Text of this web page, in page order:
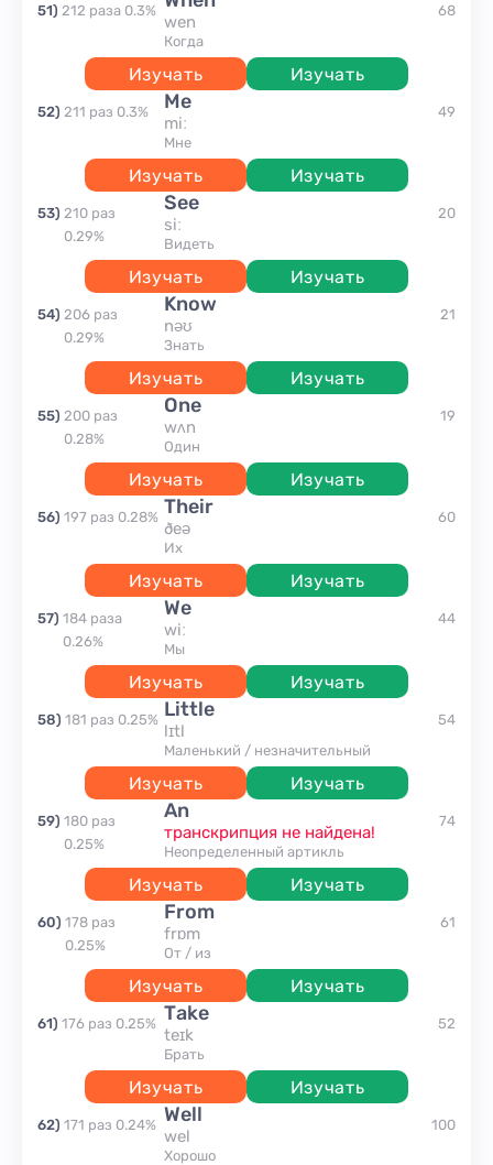
51) 212 раза 0.3%
wen
когда
Изучать Изучать
68
52) 211 раз 0.3% me
miː
мне
Изучать Изучать
49
53) 210 раз
0.29%
see
siː
видеть
Изучать Изучать
20
54) 206 раз
0.29%
know
nəʊ
знать
Изучать Изучать
21
55) 200 раз
0.28%
one
wʌn
один
Изучать Изучать
19
56) 197 раз 0.28% their
ðeə
их
Изучать Изучать
60
57) 184 раза
0.26%
we
wiː
мы
Изучать Изучать
44
58) 181 раз 0.25% little
lɪtl
маленький / незначительный
Изучать Изучать
54
59) 180 раз
0.25%
an
транскрипция не найдена!
неопределенный артикль
Изучать Изучать
74
60) 178 раз
0.25%
from
frɒm
от / из
Изучать Изучать
61
61) 176 раз 0.25% take
teɪk
брать
Изучать Изучать
52
62) 171 раз 0.24% well
wel
хорошо
100